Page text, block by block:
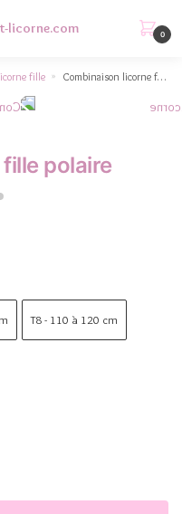
0
fille » Combinaison licorne fille polaire douillette
polaire
T8 - 110 à 120 cm